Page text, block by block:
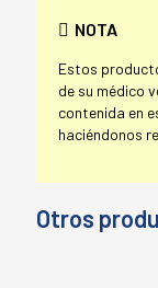
NOTA
Estos
de su médico
contenida en
haciéndonos
Otros